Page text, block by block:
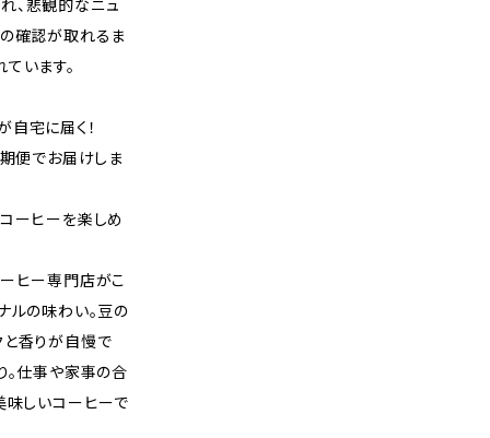
、悲観的なニュ
確認が取れるま
います。
宅に届く！
便でお届けしま
ーヒーを楽しめ
ヒー専門店がこ
ルの味わい。豆の
と香りが自慢で
。仕事や家事の合
味しいコーヒーで